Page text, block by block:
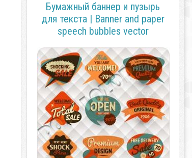
Бумажный баннер и пузырь
для текста | Banner and paper
speech bubbles vector